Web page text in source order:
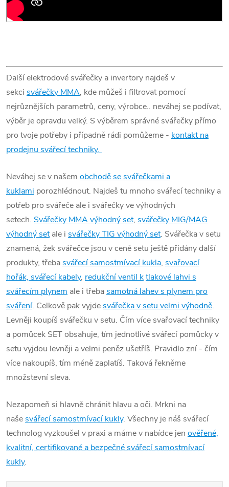
Další elektrodové svářečky a invertory najdeš v
sekci svářečky MMA, kde můžeš i filtrovat pomocí
nejrůznějších parametrů, ceny, výrobce.. neváhej se podívat,
výběr je opravdu velký. S výběrem správné svářečky přímo
pro tvoje potřeby i případně rádi pomůžeme - kontakt na
prodejnu svářecí techniky.
Neváhej se v našem obchodě se svářečkami a
kuklami porozhlédnout. Najdeš tu mnoho svářecí techniky a
potřeb pro svářeče ale i svářečky ve výhodných
setech. Svářečky MMA výhodný set, svářečky MIG/MAG
výhodný setale i svářečky TIG výhodný set. Svářečka v setu
znamená, žek svářečce jsou v ceně setu ještě přidány další
produkty, třebasvářecí samostmívací kukla, svařovací
hořák, svářecí kabely, redukční ventil ktlakové lahvi s
svářecím plynem ale i třebasamotná lahev s plynem pro
sváření. Celkově pak vyjdesvářečka v setu velmi výhodně.
Levněji koupíš svářečku v setu. Čím více svařovací techniky
a pomůcek SET obsahuje, tím jednotlivé svářecí pomůcky v
setu vyjdou levněji a velmi peněz ušetříš. Pravidlo zní - čím
více nakoupíš, tím méně zaplatíš. Taková řekněme
množstevní sleva.
Nezapomeň si hlavně chránit hlavu a oči. Mrkni na
našesvářecí samostmívací kukly. Všechny je náš svářecí
technolog vyzkoušel v praxi a máme v nabídce jen ověřené,
kvalitní, certifikované a bezpečné svářecí samostmívací
kukly.